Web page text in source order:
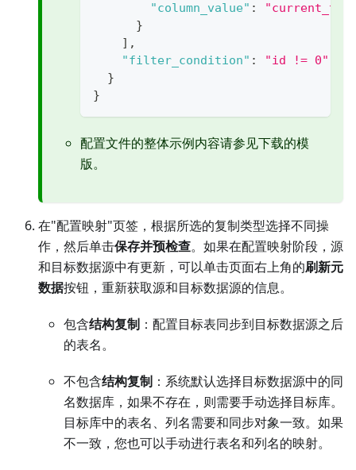
"column_value" :
}
] ,
"filter_condition" : "id != 0"
}
}
配置文件的整体示例内容请参见下载的模
版。
在"配置映射"页签，根据所选的复制类型选择不同操
作，然后单击保存并预检查。如果在配置映射阶段，源
和目标数据源中有更新，可以单击页面右上角的刷新元
数据按钮，重新获取源和目标数据源的信息。
包含结构复制 ：配置目标表同步到目标数据源之后
的表名。
不包含结构复制 ：系统默认选择目标数据源中的同
名数据库，如果不存在，则需要手动选择目标库。
目标库中的表名、列名需要和同步对象一致。如果
不一致，您也可以手动进行表名和列名的映射。